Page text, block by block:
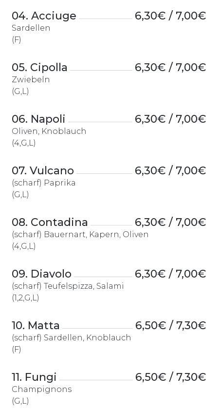
04. Acciuge 6,30€ / 7,00€
Sardellen
(F)
05. Cipolla 6,30€ / 7,00€
Zwiebeln
(G,L)
06. Napoli 6,30€ / 7,00€
Oliven, Knoblauch
(4,G,L)
07. Vulcano 6,30€ / 7,00€
(scharf) Paprika
(G,L)
08. Contadina 6,30€ / 7,00€
(scharf) Bauernart, Kapern, Oliven
(4,G,L)
09. Diavolo 6,30€ / 7,00€
(scharf) Teufelspizza, Salami
(1,2,G,L)
10. Matta 6,50€ / 7,30€
(scharf) Sardellen, Knoblauch
(F)
11. Fungi 6,50€ / 7,30€
Champignons
(G,L)